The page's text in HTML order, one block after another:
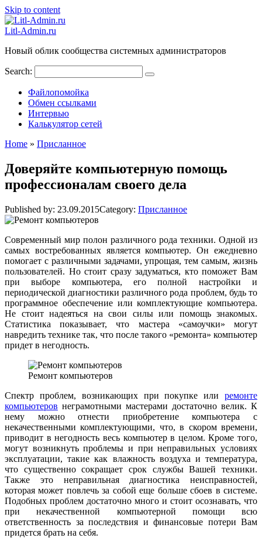
Skip to content
Litl-Admin.ru
Новый облик сообщества системных администраторов
Search:
Файлопомойка
Обмен ссылками
Интервью
Калькулятор сетей
Home » Присланное
Доверяйте компьютерную помощь
профессионалам своего дела
Published by: 23.09.2015Category: Присланное
Современный мир полон различного рода техники. Одной из
самых востребованных является компьютер. Он ежедневно
помогает с различными задачами, упрощая, тем самым, жизнь
пользователей. Но стоит сразу задуматься, кто поможет Вам
при выборе компьютера, его полной настройки и
периодической диагностики различного рода проблем, будь то
программное обеспечение или комплектующие компьютера.
Не стоит надеяться на свои силы или помощь знакомых.
Статистика показывает, что мастера «самоучки» могут
навредить технике так, что после такого «ремонта» компьютер
придет в негодность.
Ремонт компьютеров
Спектр проблем, возникающих при покупке или ремонте
компьютеров неграмотными мастерами достаточно велик. К
нему можно отнести приобретение компьютера с
некачественными комплектующими, что, в скором времени,
приводит в негодность весь компьютер в целом. Кроме того,
могут возникнуть проблемы и при неправильных условиях
эксплуатации, такие как влажность воздуха и температура,
что существенно сокращает срок службы Вашей техники.
Также это неправильная диагностика неисправностей,
которая может повлечь за собой еще больше сбоев в системе.
Подобных проблем достаточно много и стоит осознавать, что
при некачественной компьютерной помощи всю
ответственность за последствия и финансовые потери Вам
придется брать на себя.